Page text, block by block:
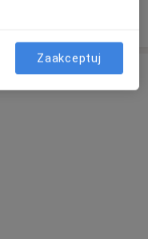
Zaakceptuj